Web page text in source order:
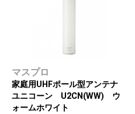
マスプロ
家庭用UHFポール型アンテナ
ユニコーン U2CN(WW) ウ
ォームホワイト